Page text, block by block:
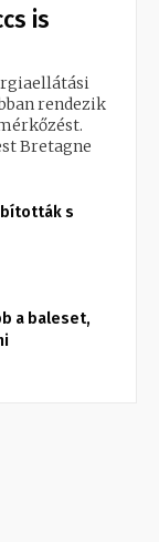
is
rendezik
Bretagne
s
a baleset,